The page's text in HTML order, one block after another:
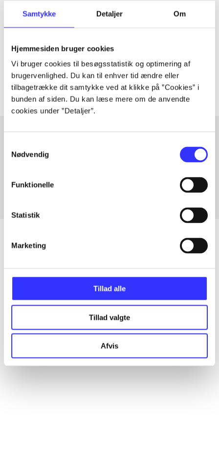
Samtykke Detaljer Om
Hjemmesiden bruger cookies
Vi bruger cookies til besøgsstatistik og optimering af
brugervenlighed. Du kan til enhver tid ændre eller
tilbagetrække dit samtykke ved at klikke på ”Cookies” i
bunden af siden. Du kan læse mere om de anvendte
cookies under ”Detaljer”.
Nødvendig
Funktionelle
Statistik
Marketing
Tillad alle
Tillad valgte
Afvis
Artiklen er en del af
Tidsskrift
Artiklerne i handler ofte om
Artikler med samme emner
Alle registrerede artikler fordelt på udgivelser
...